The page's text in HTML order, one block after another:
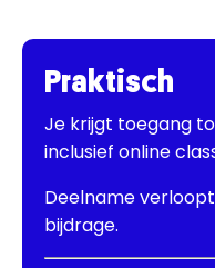
Praktisch
Je krijgt toegang
inclusief online
Deelname
bijdrage.